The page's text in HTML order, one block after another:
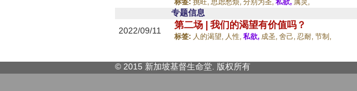
标签: 挑旺, 思虑愁烦, 分别为圣, 私欲, 属灵,
专题信息
2022/09/11
第二场 | 我们的渴望有价值吗？
标签: 人的渴望, 人性, 私欲, 成圣, 舍己, 忍耐, 节制,
© 2015 新加坡基督生命堂. 版权所有